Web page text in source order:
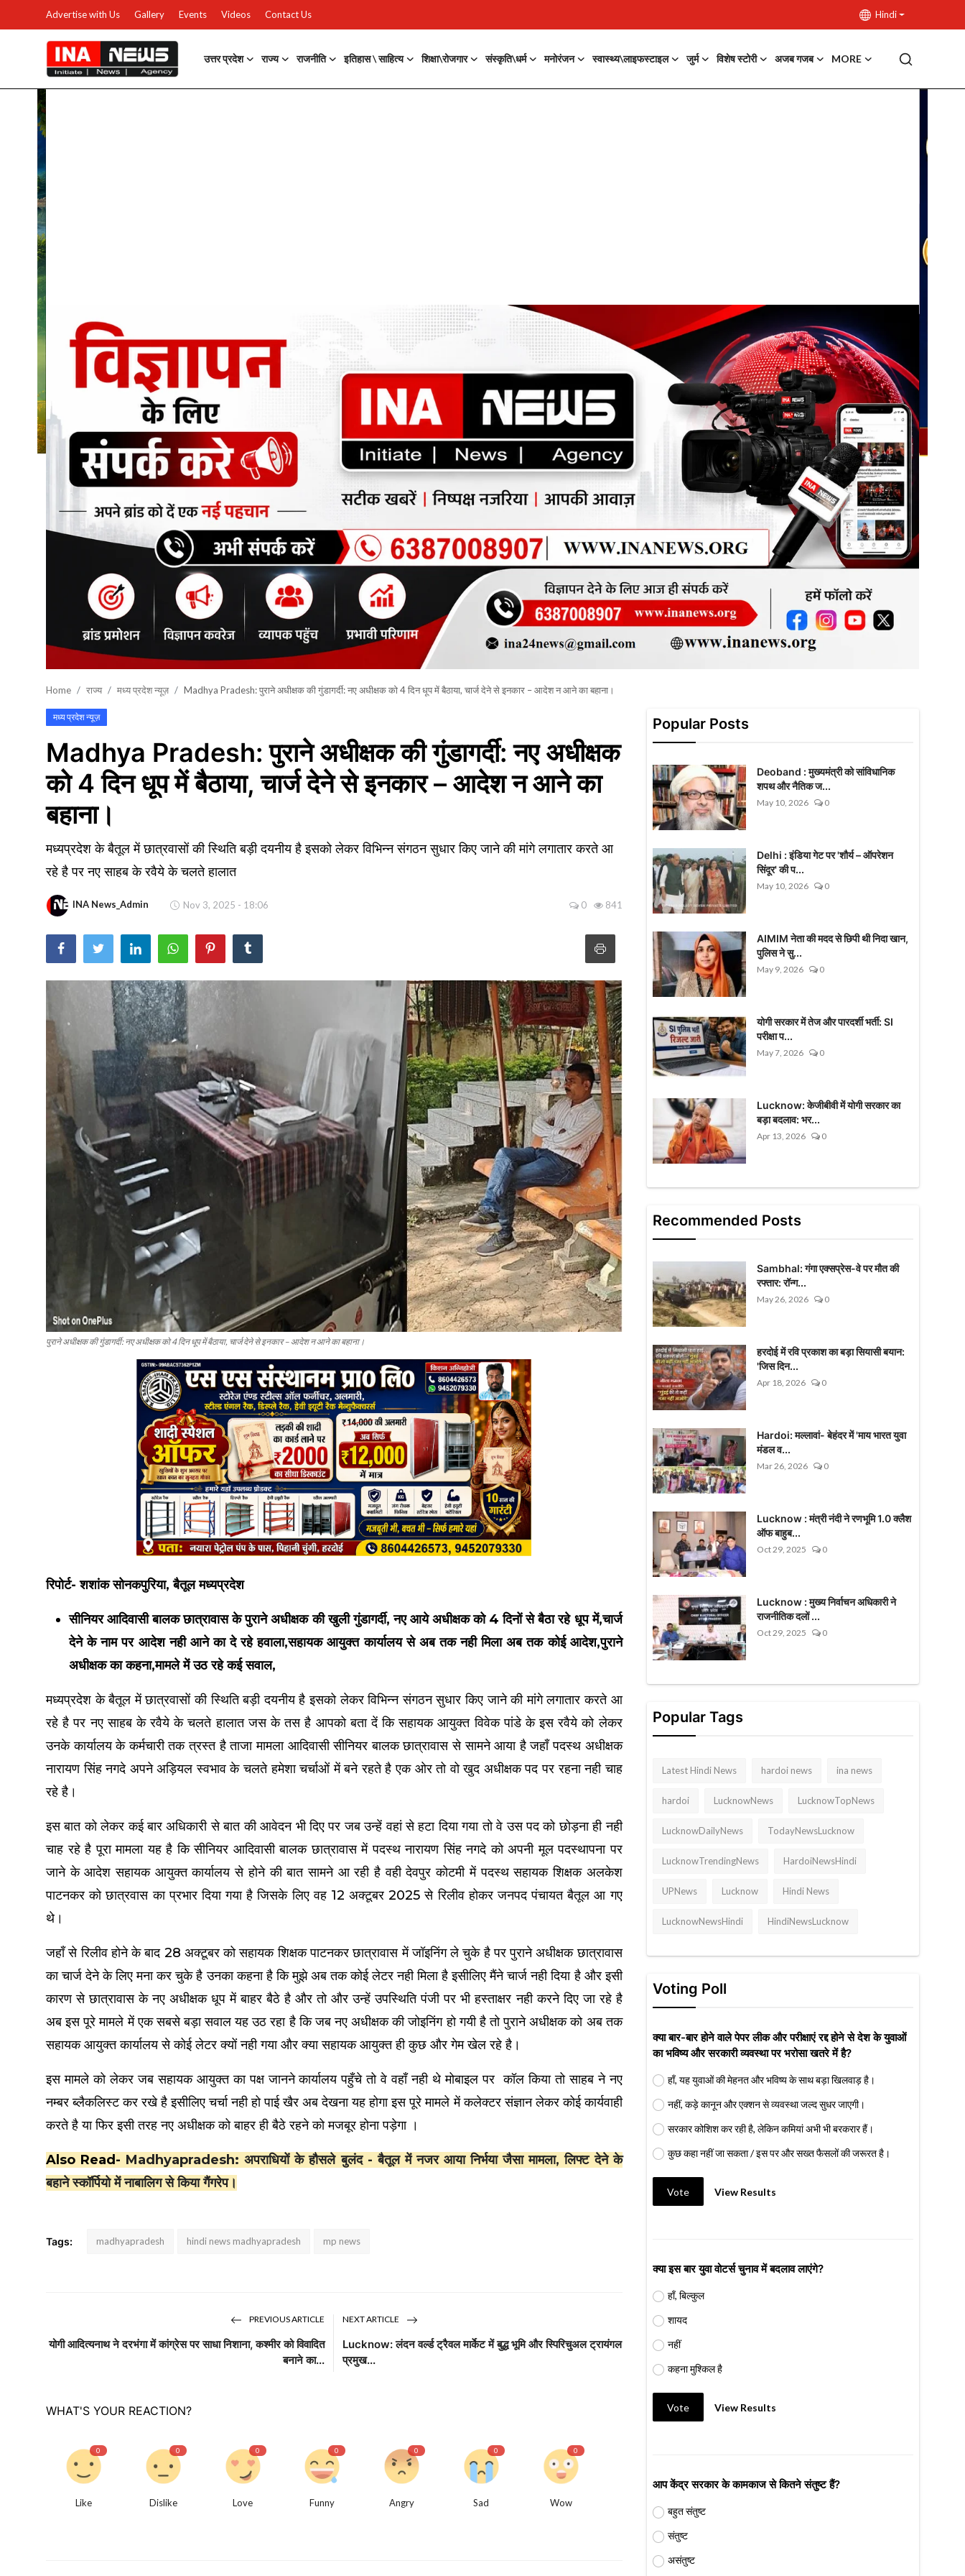
Advertise with Us Gallery Events Videos Contact Us Hindi
उत्तर प्रदेश राज्य राजनीति इतिहास \ साहित्य शिक्षा\रोजगार संस्कृति\धर्म मनोरंजन स्वास्थ्य\लाइफस्टाइल जुर्म विशेष स्टोरी अजब गजब MORE
उत्तर प्रदेश
Advertise with Us
Events
Gallery
राजनीति
Contacts
इतिहास \ साहित्य
शिक्षा\रोजगार
मनोरंजन
स्वास्थ्य\लाइफस्टाइल
अजब गजब
टेक्नोलॉजी / बिजनेस
वायरल न्यूज़
Home राज्य मध्य प्रदेश न्यूज़ Madhya Pradesh: पुराने अधीक्षक की गुंडागर्दी: नए अधीक्षक को 4 दिन धूप में बैठाया, चार्ज देने से इनकार – आदेश न आने का बहाना।
मध्य प्रदेश न्यूज़
Madhya Pradesh: पुराने अधीक्षक की गुंडागर्दी: नए अधीक्षक
को 4 दिन धूप में बैठाया, चार्ज देने से इनकार – आदेश न आने का
बहाना।
मध्यप्रदेश के बैतूल में छात्रवासों की स्थिति बड़ी दयनीय है इसको लेकर विभिन्न संगठन सुधार किए जाने की मांगे लगातार करते आ
रहे है पर नए साहब के रवैये के चलते हालात
INA News_Admin Nov 3, 2025 - 18:06 0 841
पुराने अधीक्षक की गुंडागर्दी: नए अधीक्षक को 4 दिन धूप में बैठाया, चार्ज देने से इनकार – आदेश न आने का बहाना।
रिपोर्ट- शशांक सोनकपुरिया, बैतूल मध्यप्रदेश
सीनियर आदिवासी बालक छात्रावास के पुराने अधीक्षक की खुली गुंडागर्दी, नए आये अधीक्षक को 4 दिनों से बैठा रहे धूप में,चार्ज
देने के नाम पर आदेश नही आने का दे रहे हवाला,सहायक आयुक्त कार्यालय से अब तक नही मिला अब तक कोई आदेश,पुराने
अधीक्षक का कहना,मामले में उठ रहे कई सवाल,
मध्यप्रदेश के बैतूल में छात्रवासों की स्थिति बड़ी दयनीय है इसको लेकर विभिन्न संगठन सुधार किए जाने की मांगे लगातार करते आ
रहे है पर नए साहब के रवैये के चलते हालात जस के तस है आपको बता दें कि सहायक आयुक्त विवेक पांडे के इस रवैये को लेकर
उनके कार्यालय के कर्मचारी तक त्रस्त है ताजा मामला आदिवासी सीनियर बालक छात्रावास से सामने आया है जहाँ पदस्थ अधीक्षक
नारायण सिंह नगदे अपने अड़ियल स्वभाव के चलते हमेशा चर्चाओं में बने रहते है एक ओर तो वो खुद अधीक्षक पद पर रहना नही चाह
रहे है।
इस बात को लेकर कई बार अधिकारी से बात की आवेदन भी दिए पर जब उन्हें वहां से हटा दिया गया तो वे उस पद को छोड़ना ही नही
चाह रहे है पूरा मामला यह है कि सीनियर आदिवासी बालक छात्रावास में पदस्थ नारायण सिंह नगदे को अपनी मूल पदस्थापना पर
जाने के आदेश सहायक आयुक्त कार्यालय से होने की बात सामने आ रही है वही देवपुर कोटमी में पदस्थ सहायक शिक्षक अलकेश
पाटनकर को छात्रवास का प्रभार दिया गया है जिसके लिए वह 12 अक्टूबर 2025 से रिलीव होकर जनपद पंचायत बैतूल आ गए
थे।
जहाँ से रिलीव होने के बाद 28 अक्टूबर को सहायक शिक्षक पाटनकर छात्रावास में जॉइनिंग ले चुके है पर पुराने अधीक्षक छात्रावास
का चार्ज देने के लिए मना कर चुके है उनका कहना है कि मुझे अब तक कोई लेटर नही मिला है इसीलिए मैंने चार्ज नही दिया है और इसी
कारण से छात्रावास के नए अधीक्षक धूप में बाहर बैठे है और तो और उन्हें उपस्थिति पंजी पर भी हस्ताक्षर नही करने दिए जा रहे है
अब इस पूरे मामले में एक सबसे बड़ा सवाल यह उठ रहा है कि जब नए अधीक्षक की जोइनिंग हो गयी है तो पुराने अधीक्षक को अब तक
सहायक आयुक्त कार्यालय से कोई लेटर क्यों नही गया और क्या सहायक आयुक्त ही कुछ और गेम खेल रहे है।
इस मामले को लेकर जब सहायक आयुक्त का पक्ष जानने कार्यालय पहुँचे तो वे वहाँ नही थे मोबाइल पर कॉल किया तो साहब ने नए
नम्बर ब्लैकलिस्ट कर रखे है इसीलिए चर्चा नही हो पाई खैर अब देखना यह होगा इस पूरे मामले में कलेक्टर संज्ञान लेकर कोई कार्यवाही
करते है या फिर इसी तरह नए अधीक्षक को बाहर ही बैठे रहने को मजबूर होना पड़ेगा ।
Also Read- Madhyapradesh: अपराधियों के हौसले बुलंद - बैतूल में नजर आया निर्भया जैसा मामला, लिफ्ट देने के
बहाने स्कॉर्पियो में नाबालिग से किया गैंगरेप।
Tags: madhyapradesh hindi news madhyapradesh mp news
PREVIOUS ARTICLE
योगी आदित्यनाथ ने दरभंगा में कांग्रेस पर साधा निशाना, कश्मीर को विवादित
बनाने का...
NEXT ARTICLE
Lucknow: लंदन वर्ल्ड ट्रैवल मार्केट में बुद्ध भूमि और स्पिरिचुअल ट्रायंगल
प्रमुख...
WHAT'S YOUR REACTION?
0
Like
0
Dislike
0
Love
0
Funny
0
Angry
0
Sad
0
Wow
Popular Posts
Deoband : मुख्यमंत्री को सांविधानिक
शपथ और नैतिक ज...
May 10, 2026 0
Delhi : इंडिया गेट पर 'शौर्य – ऑपरेशन
सिंदूर' की प...
May 10, 2026 0
AIMIM नेता की मदद से छिपी थी निदा खान,
पुलिस ने सु...
May 9, 2026 0
योगी सरकार में तेज और पारदर्शी भर्ती: SI
परीक्षा प...
May 7, 2026 0
Lucknow: केजीबीवी में योगी सरकार का
बड़ा बदलाव: भर...
Apr 13, 2026 0
Recommended Posts
Sambhal: गंगा एक्सप्रेस-वे पर मौत की
रफ्तार: रॉन्ग...
May 26, 2026 0
हरदोई में रवि प्रकाश का बड़ा सियासी बयान:
'जिस दिन...
Apr 18, 2026 0
Hardoi: मल्लावां- बेहंदर में 'माय भारत युवा
मंडल व...
Mar 26, 2026 0
Lucknow : मंत्री नंदी ने रणभूमि 1.0 क्लैश
ऑफ बाहुब...
Oct 29, 2025 0
Lucknow : मुख्य निर्वाचन अधिकारी ने
राजनीतिक दलों ...
Oct 29, 2025 0
Popular Tags
Latest Hindi News hardoi news ina news
hardoi LucknowNews LucknowTopNews
LucknowDailyNews TodayNewsLucknow
LucknowTrendingNews HardoiNewsHindi
UPNews Lucknow Hindi News
LucknowNewsHindi HindiNewsLucknow
Voting Poll
क्या बार-बार होने वाले पेपर लीक और परीक्षाएं रद्द होने से देश के युवाओं
का भविष्य और सरकारी व्यवस्था पर भरोसा खतरे में है?
हाँ, यह युवाओं की मेहनत और भविष्य के साथ बड़ा खिलवाड़ है।
नहीं, कड़े कानून और एक्शन से व्यवस्था जल्द सुधर जाएगी।
सरकार कोशिश कर रही है, लेकिन कमियां अभी भी बरकरार हैं।
कुछ कहा नहीं जा सकता / इस पर और सख्त फैसलों की जरूरत है।
Vote View Results
क्या इस बार युवा वोटर्स चुनाव में बदलाव लाएंगे?
हाँ, बिल्कुल
शायद
नहीं
कहना मुश्किल है
Vote View Results
आप केंद्र सरकार के कामकाज से कितने संतुष्ट हैं?
बहुत संतुष्ट
संतुष्ट
असंतुष्ट